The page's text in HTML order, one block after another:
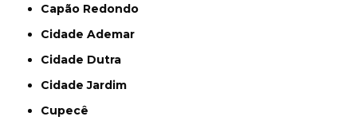
Capão Redondo
Cidade Ademar
Cidade Dutra
Cidade Jardim
Cupecê